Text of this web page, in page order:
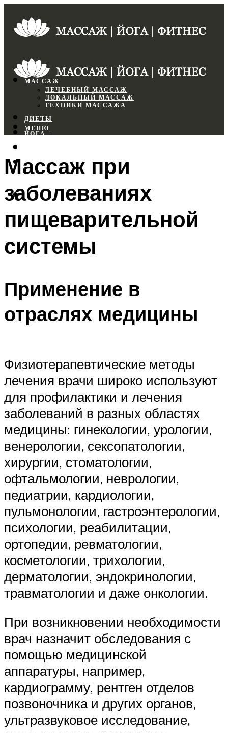
МАССАЖ
ЛЕЧЕБНЫЙ МАССАЖ
ЛОКАЛЬНЫЙ МАССАЖ
ТЕХНИКИ МАССАЖА
ДИЕТЫ
ЙОГА
ФИТНЕС
МЕНЮ
МЕНЮ
Массаж при
заболеваниях
пищеварительной
системы
Применение в
отраслях медицины
Физиотерапевтические методы
лечения врачи широко используют
для профилактики и лечения
заболеваний в разных областях
медицины: гинекологии, урологии,
венерологии, сексопатологии,
хирургии, стоматологии,
офтальмологии, неврологии,
педиатрии, кардиологии,
пульмонологии, гастроэнтерологии,
психологии, реабилитации,
ортопедии, ревматологии,
косметологии, трихологии,
дерматологии, эндокринологии,
травматологии и даже онкологии.
При возникновении необходимости
врач назначит обследования с
помощью медицинской
аппаратуры, например,
кардиограмму, рентген отделов
позвоночника и других органов,
ультразвуковое исследование,